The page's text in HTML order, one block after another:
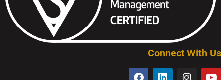
Connect With Us